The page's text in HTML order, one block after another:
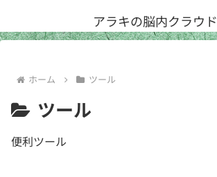
アラキの脳内クラウド
ホーム ツール
ツール
便利ツール